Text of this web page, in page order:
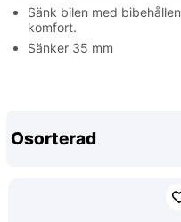
Sänk bilen med bibehållen
komfort.
Sänker 35 mm
Osorterad